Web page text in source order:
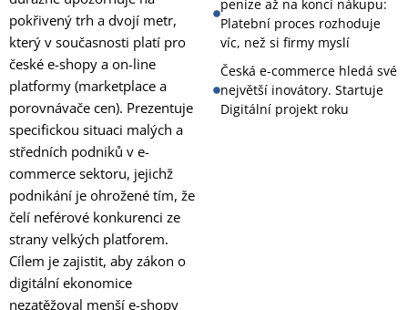
pokřivený trh a dvojí metr,
který v současnosti platí pro
české e-shopy a on-line
platformy (marketplace a
porovnávače cen). Prezentuje
specifickou situaci malých a
středních podniků v e-
commerce sektoru, jejichž
podnikání je ohrožené tím, že
čelí neférové konkurenci ze
strany velkých platforem.
Cílem je zajistit, aby zákon o
digitální ekonomice
nezatěžoval menší e-shopy
peníze až na konci nákupu:
Platební proces rozhoduje
víc, než si firmy myslí
Česká e-commerce hledá své
největší inovátory. Startuje
Digitální projekt roku